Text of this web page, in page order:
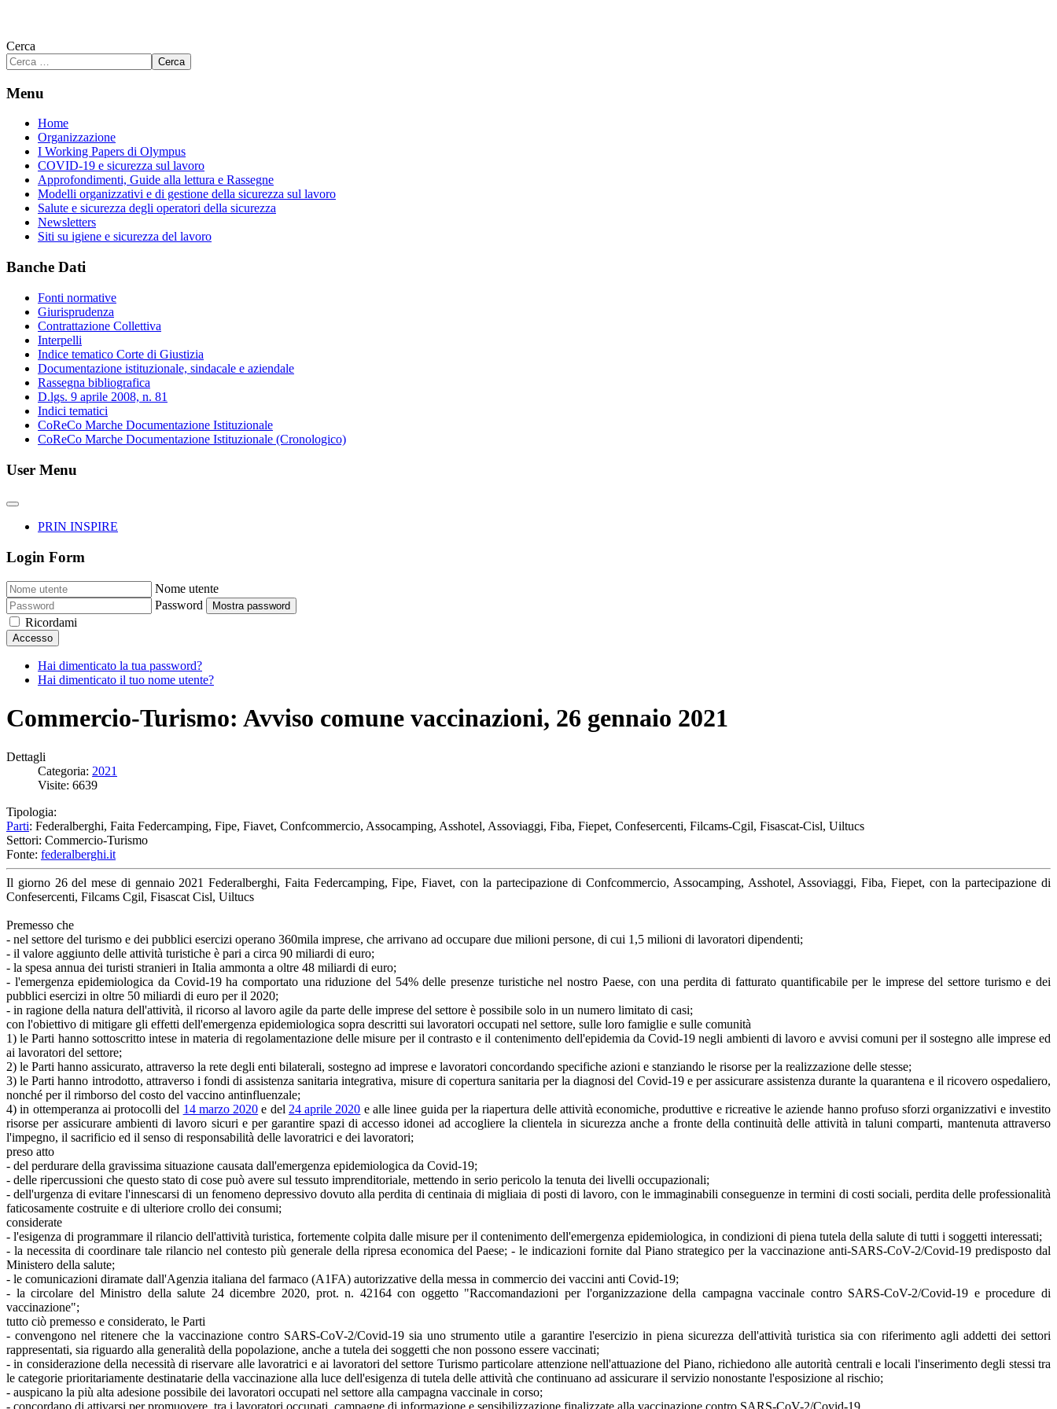
Cerca
Cerca
Menu
Home
Organizzazione
I Working Papers di Olympus
COVID-19 e sicurezza sul lavoro
Approfondimenti, Guide alla lettura e Rassegne
Modelli organizzativi e di gestione della sicurezza sul lavoro
Salute e sicurezza degli operatori della sicurezza
Newsletters
Siti su igiene e sicurezza del lavoro
Banche Dati
Fonti normative
Giurisprudenza
Contrattazione Collettiva
Interpelli
Indice tematico Corte di Giustizia
Documentazione istituzionale, sindacale e aziendale
Rassegna bibliografica
D.lgs. 9 aprile 2008, n. 81
Indici tematici
CoReCo Marche Documentazione Istituzionale
CoReCo Marche Documentazione Istituzionale (Cronologico)
User Menu
PRIN INSPIRE
Login Form
Nome utente
Password
Mostra password
Ricordami
Accesso
Hai dimenticato la tua password?
Hai dimenticato il tuo nome utente?
Commercio-Turismo: Avviso comune vaccinazioni, 26 gennaio 2021
Dettagli
Categoria: 2021
Visite: 6639
Tipologia:
Parti: Federalberghi, Faita Federcamping, Fipe, Fiavet, Confcommercio, Assocamping, Asshotel, Assoviaggi, Fiba, Fiepet, Confesercenti, Filcams-Cgil, Fisascat-Cisl, Uiltucs
Settori: Commercio-Turismo
Fonte: federalberghi.it
Il giorno 26 del mese di gennaio 2021 Federalberghi, Faita Federcamping, Fipe, Fiavet, con la partecipazione di Confcommercio, Assocamping, Asshotel, Assoviaggi, Fiba, Fiepet, con la partecipazione di
Confesercenti, Filcams Cgil, Fisascat Cisl, Uiltucs
Premesso che
- nel settore del turismo e dei pubblici esercizi operano 360mila imprese, che arrivano ad occupare due milioni persone, di cui 1,5 milioni di lavoratori dipendenti;
- il valore aggiunto delle attività turistiche è pari a circa 90 miliardi di euro;
- la spesa annua dei turisti stranieri in Italia ammonta a oltre 48 miliardi di euro;
- l'emergenza epidemiologica da Covid-19 ha comportato una riduzione del 54% delle presenze turistiche nel nostro Paese, con una perdita di fatturato quantificabile per le imprese del settore turismo e dei
pubblici esercizi in oltre 50 miliardi di euro per il 2020;
- in ragione della natura dell'attività, il ricorso al lavoro agile da parte delle imprese del settore è possibile solo in un numero limitato di casi;
con l'obiettivo di mitigare gli effetti dell'emergenza epidemiologica sopra descritti sui lavoratori occupati nel settore, sulle loro famiglie e sulle comunità
1) le Parti hanno sottoscritto intese in materia di regolamentazione delle misure per il contrasto e il contenimento dell'epidemia da Covid-19 negli ambienti di lavoro e avvisi comuni per il sostegno alle imprese ed
ai lavoratori del settore;
2) le Parti hanno assicurato, attraverso la rete degli enti bilaterali, sostegno ad imprese e lavoratori concordando specifiche azioni e stanziando le risorse per la realizzazione delle stesse;
3) le Parti hanno introdotto, attraverso i fondi di assistenza sanitaria integrativa, misure di copertura sanitaria per la diagnosi del Covid-19 e per assicurare assistenza durante la quarantena e il ricovero ospedaliero,
nonché per il rimborso del costo del vaccino antinfluenzale;
4) in ottemperanza ai protocolli del 14 marzo 2020 e del 24 aprile 2020 e alle linee guida per la riapertura delle attività economiche, produttive e ricreative le aziende hanno profuso sforzi organizzativi e investito
risorse per assicurare ambienti di lavoro sicuri e per garantire spazi di accesso idonei ad accogliere la clientela in sicurezza anche a fronte della continuità delle attività in taluni comparti, mantenuta attraverso
l'impegno, il sacrificio ed il senso di responsabilità delle lavoratrici e dei lavoratori;
preso atto
- del perdurare della gravissima situazione causata dall'emergenza epidemiologica da Covid-19;
- delle ripercussioni che questo stato di cose può avere sul tessuto imprenditoriale, mettendo in serio pericolo la tenuta dei livelli occupazionali;
- dell'urgenza di evitare l'innescarsi di un fenomeno depressivo dovuto alla perdita di centinaia di migliaia di posti di lavoro, con le immaginabili conseguenze in termini di costi sociali, perdita delle professionalità
faticosamente costruite e di ulteriore crollo dei consumi;
considerate
- l'esigenza di programmare il rilancio dell'attività turistica, fortemente colpita dalle misure per il contenimento dell'emergenza epidemiologica, in condizioni di piena tutela della salute di tutti i soggetti interessati;
- la necessita di coordinare tale rilancio nel contesto più generale della ripresa economica del Paese; - le indicazioni fornite dal Piano strategico per la vaccinazione anti-SARS-CoV-2/Covid-19 predisposto dal
Ministero della salute;
- le comunicazioni diramate dall'Agenzia italiana del farmaco (A1FA) autorizzative della messa in commercio dei vaccini anti Covid-19;
- la circolare del Ministro della salute 24 dicembre 2020, prot. n. 42164 con oggetto "Raccomandazioni per l'organizzazione della campagna vaccinale contro SARS-CoV-2/Covid-19 e procedure di
vaccinazione";
tutto ciò premesso e considerato, le Parti
- convengono nel ritenere che la vaccinazione contro SARS-CoV-2/Covid-19 sia uno strumento utile a garantire l'esercizio in piena sicurezza dell'attività turistica sia con riferimento agli addetti dei settori
rappresentati, sia riguardo alla generalità della popolazione, anche a tutela dei soggetti che non possono essere vaccinati;
- in considerazione della necessità di riservare alle lavoratrici e ai lavoratori del settore Turismo particolare attenzione nell'attuazione del Piano, richiedono alle autorità centrali e locali l'inserimento degli stessi tra
le categorie prioritariamente destinatarie della vaccinazione alla luce dell'esigenza di tutela delle attività che continuano ad assicurare il servizio nonostante l'esposizione al rischio;
- auspicano la più alta adesione possibile dei lavoratori occupati nel settore alla campagna vaccinale in corso;
- concordano di attivarsi per promuovere, tra i lavoratori occupati, campagne di informazione e sensibilizzazione finalizzate alla vaccinazione contro SARS-CoV-2/Covid-19.